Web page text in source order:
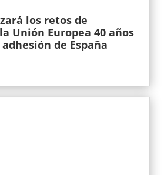
los retos de
Unión Europea 40 años
de España